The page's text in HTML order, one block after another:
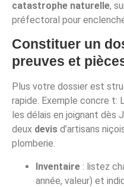
catastrophe naturelle,
préfectoral pour
Constituer un
preuves et
Plus votre dossier est
rapide. Exemple concre t:
les délais en joignant dès
deux devis d’artisans
plomberie.
Inventaire : listez
année, valeur) et